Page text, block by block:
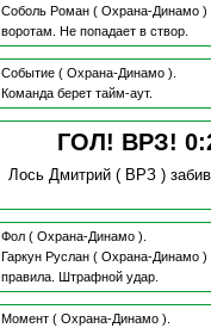
Соболь Роман( Охрана-Динамо )
воротам.
Не попадает в створ.
Событие ( Охрана-Динамо ).
Команда берет тайм-аут.
ГОЛ! ВРЗ! 0:
Лось Дмитрий( ВРЗ )
Фол ( Охрана-Динамо ).
Гаркун Руслан( Охрана-Динамо )
правила.
Штрафной удар.
Момент ( Охрана-Динамо ).